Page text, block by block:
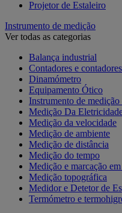
Projetor de Estaleiro
Instrumento de medição
Ver todas as categorias
Balança industrial
Contadores e
Dinamómetro
Equipamento Ótico
Instrumento de
Medição Da
Medição da velocidade
Medição de ambiente
Medição de distância
Medição do tempo
Medição e marcação
Medição topográfica
Medidor e Detetor de
Termómetro e